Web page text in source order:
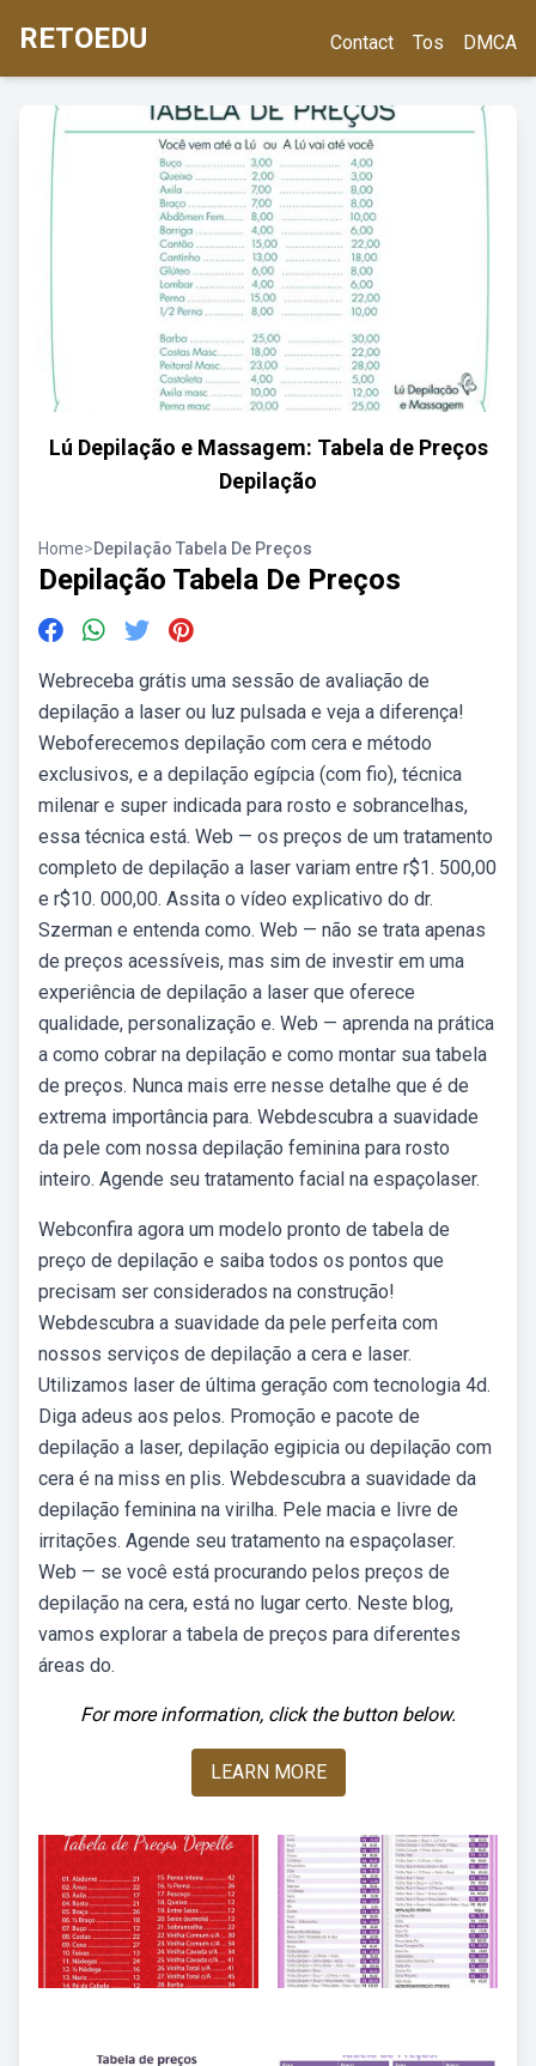
RETOEDU Contact Tos DMCA
Lú Depilação e Massagem: Tabela de Preços
Depilação
Home>Depilação Tabela De Preços
Depilação Tabela De Preços
Webreceba grátis uma sessão de avaliação de
depilação a laser ou luz pulsada e veja a diferença!
Weboferecemos depilação com cera e método
exclusivos, e a depilação egípcia (com fio), técnica
milenar e super indicada para rosto e sobrancelhas,
essa técnica está. Web — os preços de um tratamento
completo de depilação a laser variam entre r$1. 500,00
e r$10. 000,00. Assita o vídeo explicativo do dr.
Szerman e entenda como. Web — não se trata apenas
de preços acessíveis, mas sim de investir em uma
experiência de depilação a laser que oferece
qualidade, personalização e. Web — aprenda na prática
a como cobrar na depilação e como montar sua tabela
de preços. Nunca mais erre nesse detalhe que é de
extrema importância para. Webdescubra a suavidade
da pele com nossa depilação feminina para rosto
inteiro. Agende seu tratamento facial na espaçolaser.
Webconfira agora um modelo pronto de tabela de
preço de depilação e saiba todos os pontos que
precisam ser considerados na construção!
Webdescubra a suavidade da pele perfeita com
nossos serviços de depilação a cera e laser.
Utilizamos laser de última geração com tecnologia 4d.
Diga adeus aos pelos. Promoção e pacote de
depilação a laser, depilação egipicia ou depilação com
cera é na miss en plis. Webdescubra a suavidade da
depilação feminina na virilha. Pele macia e livre de
irritações. Agende seu tratamento na espaçolaser.
Web — se você está procurando pelos preços de
depilação na cera, está no lugar certo. Neste blog,
vamos explorar a tabela de preços para diferentes
áreas do.
For more information, click the button below.
LEARN MORE